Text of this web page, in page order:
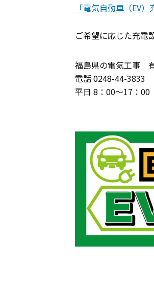
「電気自動車（EV
ご希望に応じた充電
福島県の電気工事
電話 0248-44-3833
平日 8：00～17：00